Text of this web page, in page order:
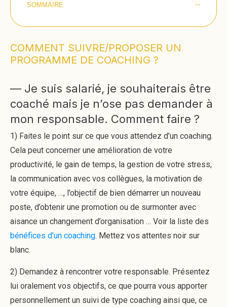
SOMMAIRE
COMMENT SUIVRE/PROPOSER UN
PROGRAMME DE COACHING ?
— Je suis salarié, je souhaiterais être
coaché mais je n’ose pas demander à
mon responsable. Comment faire ?
1) Faites le point sur ce que vous attendez d’un coaching.
Cela peut concerner une amélioration de votre
productivité, le gain de temps, la gestion de votre stress,
la communication avec vos collègues, la motivation de
votre équipe, …, l’objectif de bien démarrer un nouveau
poste, d’obtenir une promotion ou de surmonter avec
aisance un changement d’organisation … Voir la liste des
bénéfices d’un coaching. Mettez vos attentes noir sur
blanc.
2) Demandez à rencontrer votre responsable. Présentez
lui oralement vos objectifs, ce que pourra vous apporter
personnellement un suivi de type coaching ainsi que, ce